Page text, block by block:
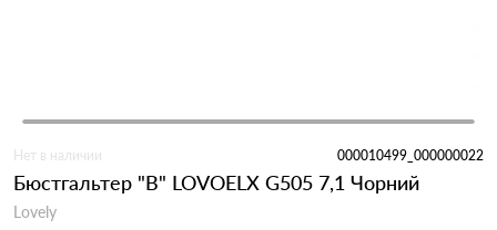
Нет в наличии 000010499_000000022
Бюстгальтер "B" LOVOELX G505 7,1 Чорний
Lovely